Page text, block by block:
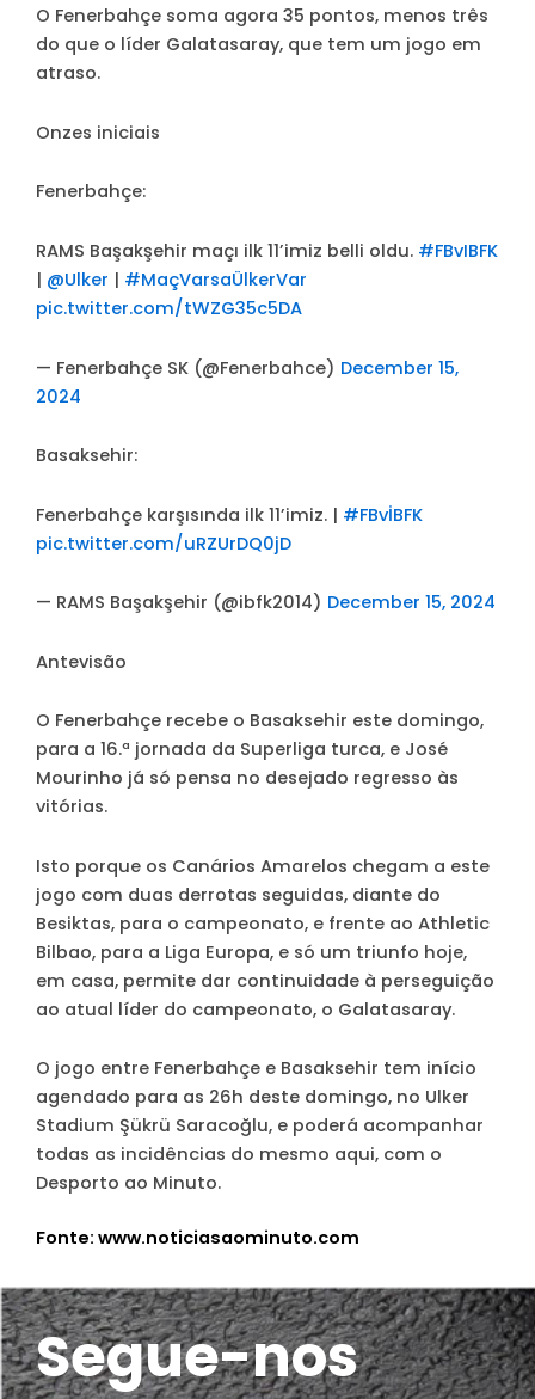
O Fenerbahçe soma agora 35 pontos, menos três
do que o líder Galatasaray, que tem um jogo em
atraso.
Onzes iniciais
Fenerbahçe:
RAMS Başakşehir maçı ilk 11’imiz belli oldu. #FBvIBFK
| @Ulker | #MaçVarsaÜlkerVar
pic.twitter.com/tWZG35c5DA
— Fenerbahçe SK (@Fenerbahce) December 15,
2024
Basaksehir:
Fenerbahçe karşısında ilk 11’imiz. | #FBvİBFK
pic.twitter.com/uRZUrDQ0jD
— RAMS Başakşehir (@ibfk2014) December 15, 2024
Antevisão
O Fenerbahçe recebe o Basaksehir este domingo,
para a 16.ª jornada da Superliga turca, e José
Mourinho já só pensa no desejado regresso às
vitórias.
Isto porque os Canários Amarelos chegam a este
jogo com duas derrotas seguidas, diante do
Besiktas, para o campeonato, e frente ao Athletic
Bilbao, para a Liga Europa, e só um triunfo hoje,
em casa, permite dar continuidade à perseguição
ao atual líder do campeonato, o Galatasaray.
O jogo entre Fenerbahçe e Basaksehir tem início
agendado para as 26h deste domingo, no Ulker
Stadium Şükrü Saracoğlu, e poderá acompanhar
todas as incidências do mesmo aqui, com o
Desporto ao Minuto.
Fonte: www.noticiasaominuto.com
Segue-nos